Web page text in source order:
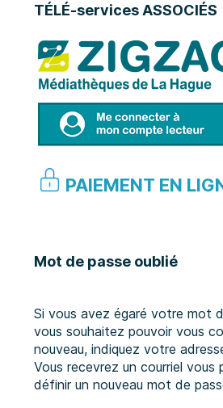
TÉLÉ-services ASSOCIÉS
PAIEMENT EN
Mot de passe oublié
Si vous avez égaré votre mot
vous souhaitez pouvoir vous
nouveau, indiquez votre
Vous recevrez un courriel
définir un nouveau mot de